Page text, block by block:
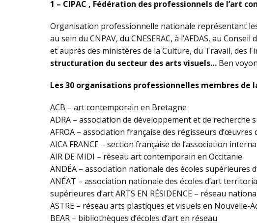
1 – CIPAC , Fédération des professionnels de l’art
Organisation professionnelle nationale représentant
au sein du CNPAV, du CNESERAC, à l’AFDAS, au
et auprès des ministères de la Culture, du Travail, des
structuration du secteur des arts visuels… Ben
Les 30 organisations professionnelles membres de
ACB – art contemporain en Bretagne
ADRA – association de développement et de recherche
AFROA – association française des régisseurs d’œuvres
AICA FRANCE – section française de l’association
AIR DE MIDI – réseau art contemporain en Occitanie
ANDÉA – association nationale des écoles supérieures
ANÉAT – association nationale des écoles d’art
supérieures d’art ARTS EN RÉSIDENCE – réseau
ASTRE – réseau arts plastiques et visuels en Nouvelle-
BEAR – bibliothèques d’écoles d’art en réseau